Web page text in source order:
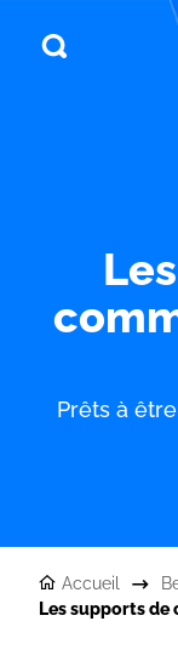
Prêts à
Accueil
Les supports